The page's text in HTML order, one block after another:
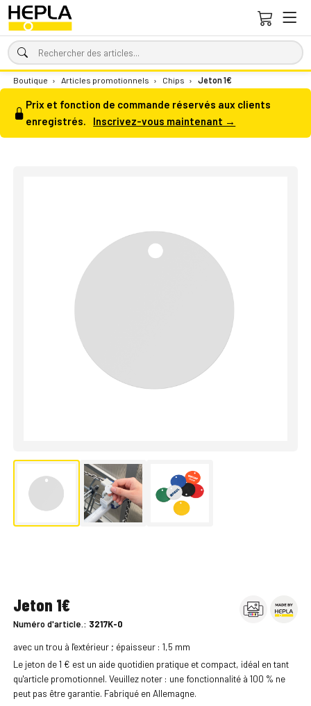
Boutique › Articles promotionnels › Chips › Jeton 1€
Prix et fonction de commande réservés aux clients
enregistrés.
Inscrivez-vous maintenant →
Jeton 1€
Numéro d'article.: 3217K-0
avec un trou à l'extérieur ; épaisseur : 1,5 mm
Le jeton de 1 € est un aide quotidien pratique et compact, idéal en tant
qu'article promotionnel. Veuillez noter : une fonctionnalité à 100 % ne
peut pas être garantie. Fabriqué en Allemagne.